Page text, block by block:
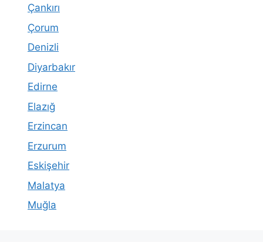
Çankırı
Çorum
Denizli
Diyarbakır
Edirne
Elazığ
Erzincan
Erzurum
Eskişehir
Malatya
Muğla